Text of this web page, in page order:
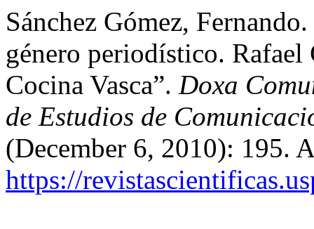
Sánchez Gómez,
género periodístico.
Cocina Vasca”. Doxa
de Estudios de
(December 6, 2010): 195.
https://